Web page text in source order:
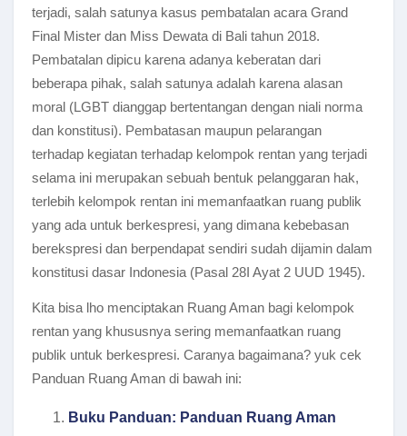
terjadi, salah satunya kasus pembatalan acara Grand
Final Mister dan Miss Dewata di Bali tahun 2018.
Pembatalan dipicu karena adanya keberatan dari
beberapa pihak, salah satunya adalah karena alasan
moral (LGBT dianggap bertentangan dengan niali norma
dan konstitusi). Pembatasan maupun pelarangan
terhadap kegiatan terhadap kelompok rentan yang terjadi
selama ini merupakan sebuah bentuk pelanggaran hak,
terlebih kelompok rentan ini memanfaatkan ruang publik
yang ada untuk berkespresi, yang dimana kebebasan
berekspresi dan berpendapat sendiri sudah dijamin dalam
konstitusi dasar Indonesia (Pasal 28I Ayat 2 UUD 1945).
Kita bisa lho menciptakan Ruang Aman bagi kelompok
rentan yang khususnya sering memanfaatkan ruang
publik untuk berkespresi. Caranya bagaimana? yuk cek
Panduan Ruang Aman di bawah ini:
Buku Panduan: Panduan Ruang Aman